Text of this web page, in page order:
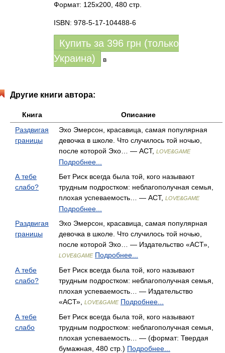
Формат: 125x200, 480 стр.
ISBN: 978-5-17-104488-6
Купить за 396 грн (только
Украина)
в
Другие книги автора:
Книга
Описание
Раздвигая
границы
Эхо Эмерсон, красавица, самая популярная
девочка в школе. Что случилось той ночью,
после которой Эхо… — АСТ, LOVE&GAME
Подробнее...
А тебе
слабо?
Бет Риск всегда была той, кого называют
трудным подростком: неблагополучная семья,
плохая успеваемость… — АСТ, LOVE&GAME
Подробнее...
Раздвигая
границы
Эхо Эмерсон, красавица, самая популярная
девочка в школе. Что случилось той ночью,
после которой Эхо… — Издательство «АСТ»,
LOVE&GAME Подробнее...
А тебе
слабо?
Бет Риск всегда была той, кого называют
трудным подростком: неблагополучная семья,
плохая успеваемость… — Издательство
«АСТ»,
LOVE&GAME Подробнее...
А тебе
слабо
Бет Риск всегда была той, кого называют
трудным подростком: неблагополучная семья,
плохая успеваемость… — (формат: Твердая
бумажная, 480 стр.) Подробнее...